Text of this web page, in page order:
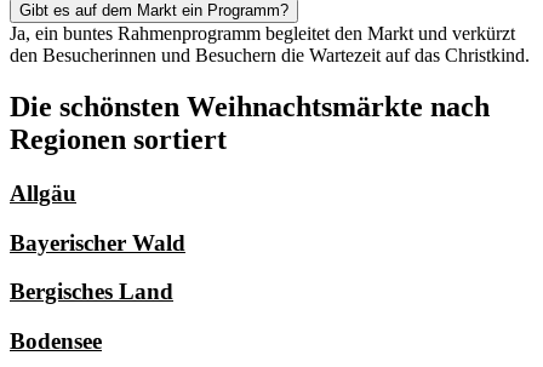
Gibt es auf dem Markt ein Programm?
Ja, ein buntes Rahmenprogramm begleitet den Markt und verkürzt
den Besucherinnen und Besuchern die Wartezeit auf das Christkind.
Die schönsten Weihnachtsmärkte nach
Regionen sortiert
Allgäu
Bayerischer Wald
Bergisches Land
Bodensee